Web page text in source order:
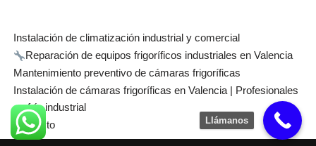
Instalación de climatización industrial y comercial
Reparación de equipos frigoríficos industriales en Valencia
Mantenimiento preventivo de cámaras frigoríficas
Instalación de cámaras frigoríficas en Valencia | Profesionales
en frío industrial
Contacto
Llámanos